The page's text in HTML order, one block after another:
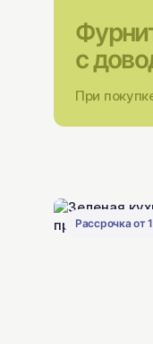
с
При
Рассрочка от